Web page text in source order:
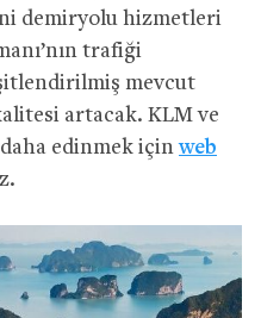
demiryolu hizmetleri
trafiği
mevcut
artacak. KLM ve
edinmek içinweb